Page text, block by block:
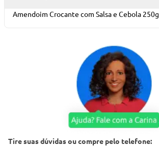
Amendoim Crocante com Salsa e Cebola 250g
Tire suas dúvidas ou compre pelo telefone: